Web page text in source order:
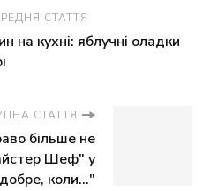
СТАТТЯ
на кухні: яблучні оладки
СТАТТЯ
більше не
Шеф" у
коли..."